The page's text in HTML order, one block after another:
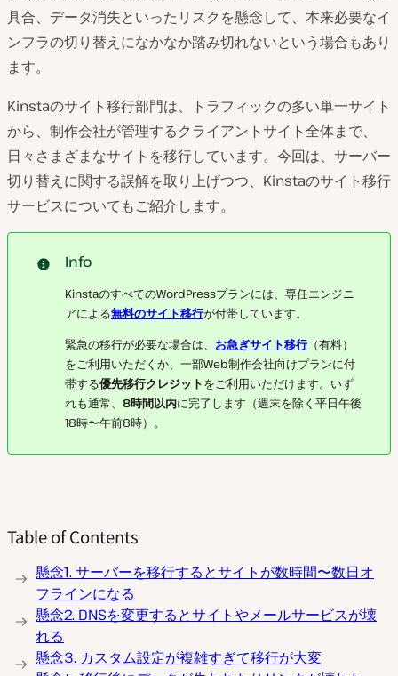
具合、データ消失といったリスクを懸念して、本来必要なイ
ンフラの切り替えになかなか踏み切れないという場合もあり
ます。
Kinstaのサイト移行部門は、トラフィックの多い単一サイト
から、制作会社が管理するクライアントサイト全体まで、
日々さまざまなサイトを移行しています。今回は、サーバー
切り替えに関する誤解を取り上げつつ、Kinstaのサイト移行
サービスについてもご紹介します。
Info
KinstaのすべてのWordPressプランには、専任エンジニ
アによる無料のサイト移行が付帯しています。
緊急の移行が必要な場合は、 お急ぎサイト移行（有料）
をご利用いただくか、一部Web制作会社向けプランに付
帯する優先移行クレジットをご利用いただけます。いず
れも通常、 8時間以内に完了します（週末を除く平日午後
18時〜午前8時）。
Table of Contents
懸念1. サーバーを移行するとサイトが数時間〜数日オ
フラインになる
懸念2. DNSを変更するとサイトやメールサービスが壊
れる
懸念3. カスタム設定が複雑すぎて移行が大変